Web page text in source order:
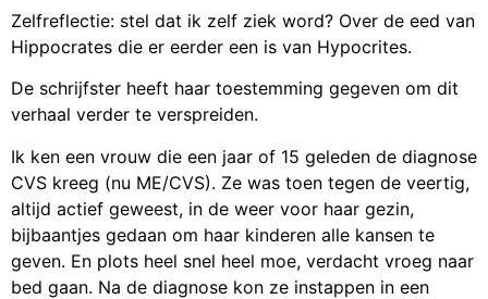
Zelfreflectie: stel dat ik zelf ziek word? Over de eed van
Hippocrates die er eerder een is van Hypocrites.
De schrijfster heeft haar toestemming gegeven om dit
verhaal verder te verspreiden.
Ik ken een vrouw die een jaar of 15 geleden de diagnose
CVS kreeg (nu ME/CVS). Ze was toen tegen de veertig,
altijd actief geweest, in de weer voor haar gezin,
bijbaantjes gedaan om haar kinderen alle kansen te
geven. En plots heel snel heel moe, verdacht vroeg naar
bed gaan. Na de diagnose kon ze instappen in een